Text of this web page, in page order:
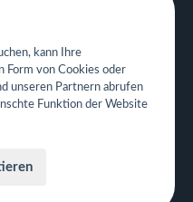
Eigene App für Restaurant
kann Ihre
Form von Cookies oder
unseren Partnern abrufen
Funktion der Website